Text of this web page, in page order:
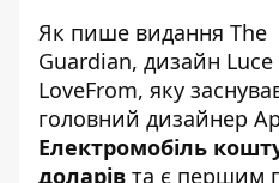
Як пише видання The
Guardian, дизайн Luce
LoveFrom, яку
головний дизайнер
Електромобіль
доларів та є першим